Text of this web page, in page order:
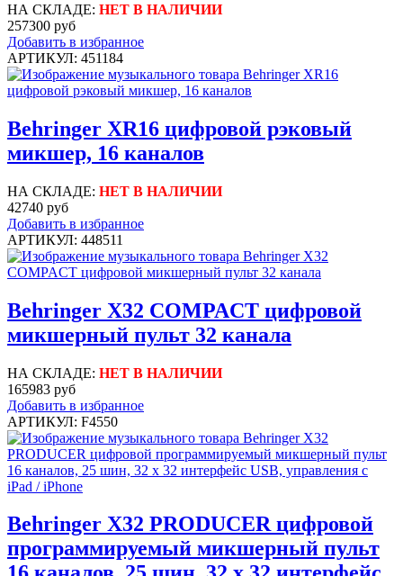
НА СКЛАДЕ: НЕТ В НАЛИЧИИ
257300 руб
Добавить в избранное
АРТИКУЛ: 451184
Behringer XR16 цифровой рэковый
микшер, 16 каналов
НА СКЛАДЕ: НЕТ В НАЛИЧИИ
42740 руб
Добавить в избранное
АРТИКУЛ: 448511
Behringer X32 COMPACT цифровой
микшерный пульт 32 канала
НА СКЛАДЕ: НЕТ В НАЛИЧИИ
165983 руб
Добавить в избранное
АРТИКУЛ: F4550
Behringer X32 PRODUCER цифровой
программируемый микшерный пульт